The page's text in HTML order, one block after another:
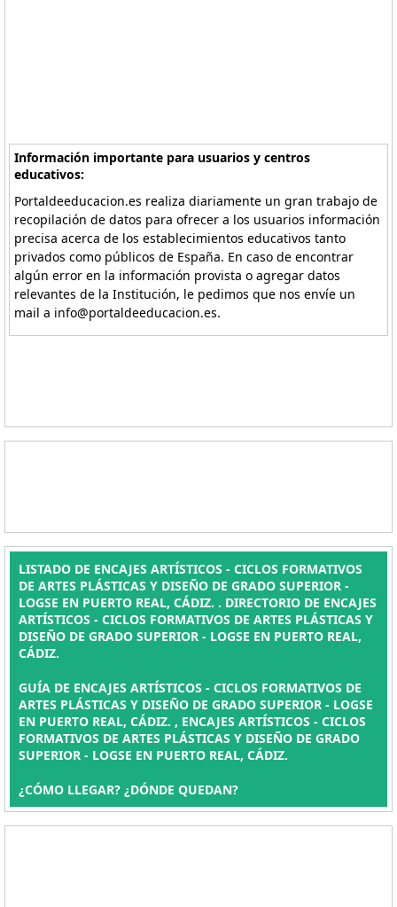
Información importante para usuarios y centros
educativos:
Portaldeeducacion.es realiza diariamente un gran trabajo de
recopilación de datos para ofrecer a los usuarios información
precisa acerca de los establecimientos educativos tanto
privados como públicos de España. En caso de encontrar
algún error en la información provista o agregar datos
relevantes de la Institución, le pedimos que nos envíe un
mail a info@portaldeeducacion.es.
LISTADO DE ENCAJES ARTÍSTICOS - CICLOS FORMATIVOS
DE ARTES PLÁSTICAS Y DISEÑO DE GRADO SUPERIOR -
LOGSE EN PUERTO REAL, CÁDIZ. . DIRECTORIO DE ENCAJES
ARTÍSTICOS - CICLOS FORMATIVOS DE ARTES PLÁSTICAS Y
DISEÑO DE GRADO SUPERIOR - LOGSE EN PUERTO REAL,
CÁDIZ.
GUÍA DE ENCAJES ARTÍSTICOS - CICLOS FORMATIVOS DE
ARTES PLÁSTICAS Y DISEÑO DE GRADO SUPERIOR - LOGSE
EN PUERTO REAL, CÁDIZ. , ENCAJES ARTÍSTICOS - CICLOS
FORMATIVOS DE ARTES PLÁSTICAS Y DISEÑO DE GRADO
SUPERIOR - LOGSE EN PUERTO REAL, CÁDIZ.
¿CÓMO LLEGAR? ¿DÓNDE QUEDAN?